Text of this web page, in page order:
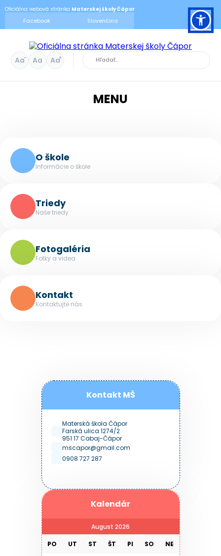
Oficiálna webová stránka Materskej školy Čápor
Facebook Slovenčina
Aa- Aa Aa+
MENU
O škole
Informácie o škole
Triedy
Naše triedy
Fotogaléria
Fotky a videa
Kontakt
Kontaktujte nás
Kontakt MŠ
Materská škola Čápor
Farská ulica 1274/2
951 17 Cabaj-Čápor
mscapor@gmail.com
0908 727 287
Kalendár
August 2026
PO UT ST ŠT PI SO NE